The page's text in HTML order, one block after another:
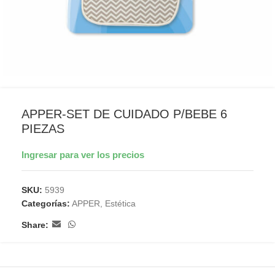
APPER-SET DE CUIDADO P/BEBE 6
PIEZAS
Ingresar para ver los precios
SKU: 5939
Categorías: APPER Estética
Share: